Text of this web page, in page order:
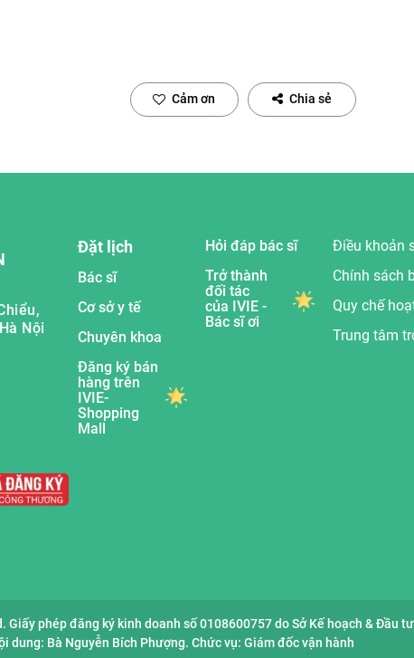
Cảm ơn Chia sẻ
Nội
Đặt lịch
Bác sĩ
Cơ sở y tế
Chuyên khoa
Đăng ký bán
hàng trên
IVIE-
Shopping
Mall
Hỏi đáp bác sĩ
Trở thành
đối tác
của IVIE -
Bác sĩ ơi
Điều khoản
Chính sách
Quy chế
Trung tâm
Giấy phép đăng ký kinh doanh số 0108600757 do Sở Kế hoạch & Đầu
Bà Nguyễn Bích Phượng. Chức vụ: Giám đốc vận hành